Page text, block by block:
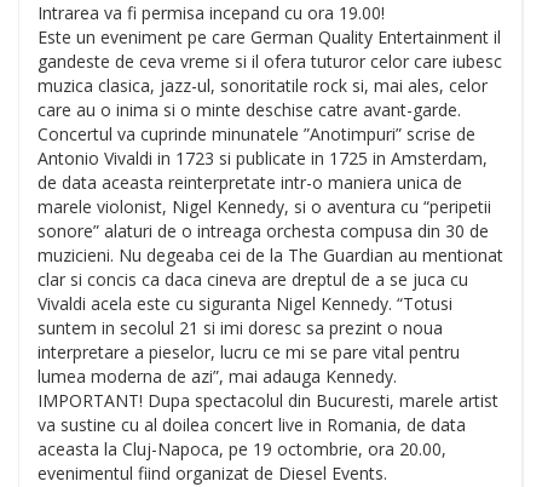
Intrarea va fi permisa incepand cu ora 19.00!
Este un eveniment pe care German Quality Entertainment il
gandeste de ceva vreme si il ofera tuturor celor care iubesc
muzica clasica, jazz-ul, sonoritatile rock si, mai ales, celor
care au o inima si o minte deschise catre avant-garde.
Concertul va cuprinde minunatele ”Anotimpuri” scrise de
Antonio Vivaldi in 1723 si publicate in 1725 in Amsterdam,
de data aceasta reinterpretate intr-o maniera unica de
marele violonist, Nigel Kennedy, si o aventura cu “peripetii
sonore” alaturi de o intreaga orchesta compusa din 30 de
muzicieni. Nu degeaba cei de la The Guardian au mentionat
clar si concis ca daca cineva are dreptul de a se juca cu
Vivaldi acela este cu siguranta Nigel Kennedy. “Totusi
suntem in secolul 21 si imi doresc sa prezint o noua
interpretare a pieselor, lucru ce mi se pare vital pentru
lumea moderna de azi”, mai adauga Kennedy.
IMPORTANT! Dupa spectacolul din Bucuresti, marele artist
va sustine cu al doilea concert live in Romania, de data
aceasta la Cluj-Napoca, pe 19 octombrie, ora 20.00,
evenimentul fiind organizat de Diesel Events.